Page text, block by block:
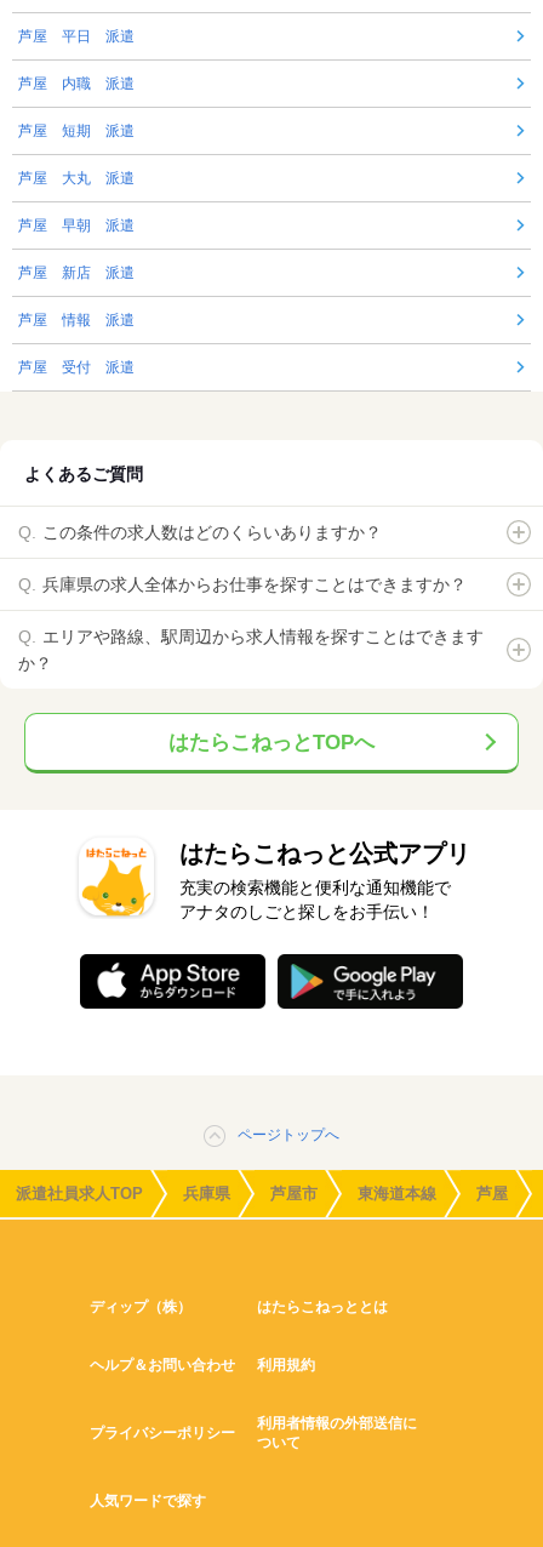
芦屋 平日 派遣
芦屋 内職 派遣
芦屋 短期 派遣
芦屋 大丸 派遣
芦屋 早朝 派遣
芦屋 新店 派遣
芦屋 情報 派遣
芦屋 受付 派遣
よくあるご質問
この条件の求人数はどのくらいありますか？
兵庫県の求人全体からお仕事を探すことはできますか？
エリアや路線、駅周辺から求人情報を探すことはできます
か？
はたらこねっとTOPへ
はたらこねっと公式アプリ
充実の検索機能と便利な通知機能で
アナタのしごと探しをお手伝い！
ページトップへ
派遣社員求人TOP 兵庫県 芦屋市 東海道本線 芦屋
ディップ（株） はたらこねっととは
ヘルプ＆お問い合わせ 利用規約
プライバシーポリシー
利用者情報の外部送信に
ついて
人気ワードで探す